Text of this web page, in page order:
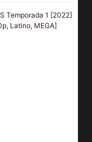
Temporada 1 [2022]
Latino, MEGA]